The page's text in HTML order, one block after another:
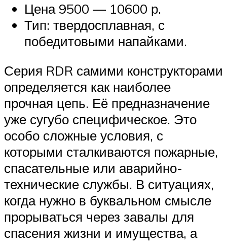
Цена 9500 — 10600 р.
Тип: твердосплавная, с
победитовыми напайками.
Серия RDR самими конструкторами
определяется как наиболее
прочная цепь. Её предназначение
уже сугубо специфическое. Это
особо сложные условия, с
которыми сталкиваются пожарные,
спасательные или аварийно-
технические службы. В ситуациях,
когда нужно в буквальном смысле
прорываться через завалы для
спасения жизни и имущества, а